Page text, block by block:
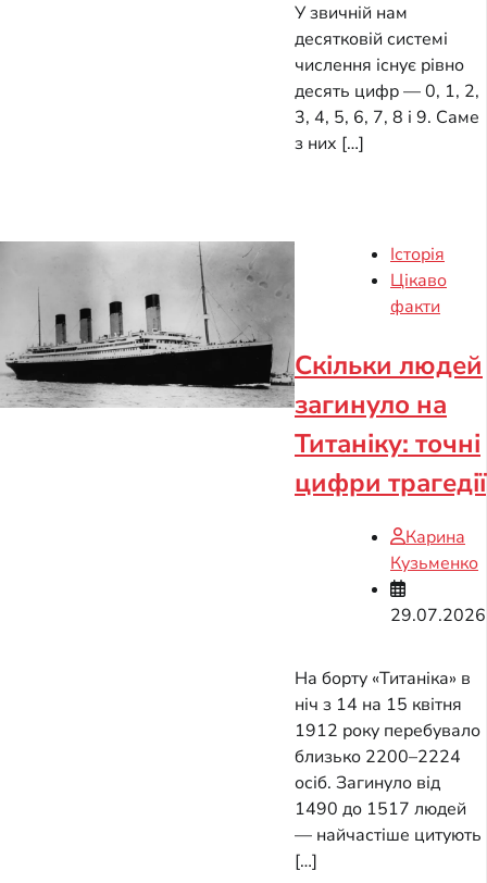
У звичній нам
десятковій системі
числення існує рівно
десять цифр — 0, 1, 2,
3, 4, 5, 6, 7, 8 і 9. Саме
з них […]
Історія
Цікаво
факти
Скільки людей
загинуло на
Титаніку: точні
цифри трагедії
Карина
Кузьменко
29.07.2026
На борту «Титаніка» в
ніч з 14 на 15 квітня
1912 року перебувало
близько 2200–2224
осіб. Загинуло від
1490 до 1517 людей
— найчастіше цитують
[…]